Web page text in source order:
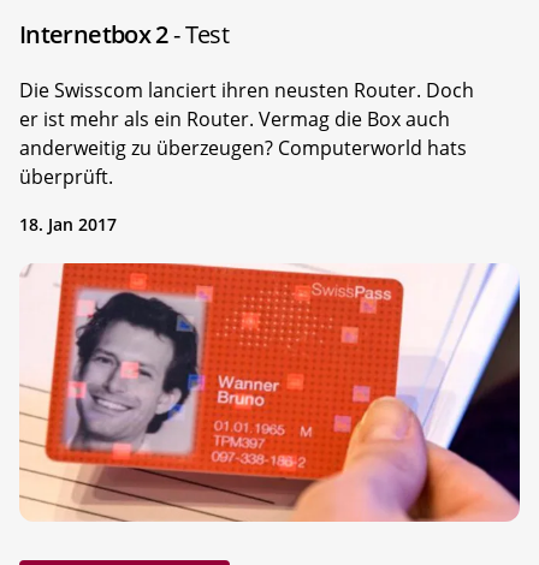
Internetbox 2- Test
Die Swisscom lanciert ihren neusten Router. Doch
er ist mehr als ein Router. Vermag die Box auch
anderweitig zu überzeugen? Computerworld hats
überprüft.
18. Jan 2017